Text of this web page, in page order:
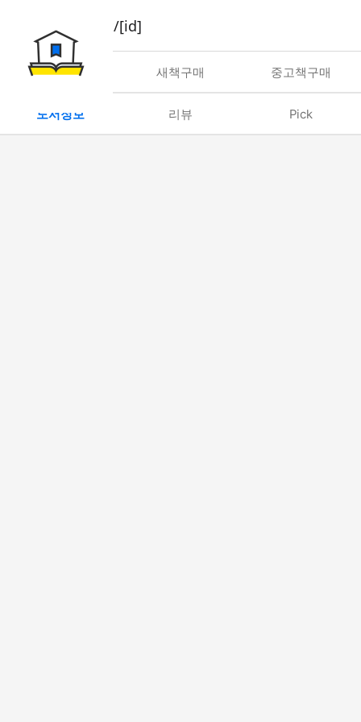
book/rent/[id]
대여 새책구매 중고책구매
도서정보 리뷰 Pick